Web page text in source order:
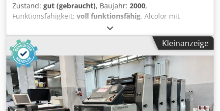
Zustand: gut (gebraucht), Baujahr: 2000,
Funktionsfähigkeit: voll funktionsfähig, Alcolor mit
Baldwin Kühlung alle Wascheinrichtungen Autoplate
CPTronic Farbfernsteuerung: CPC 1-04 verlängerte
Hochstapelauslage mit I.R.-Trockner Dcjdpfoxyfi Ijx Amaek
ca. 94 Mio. Drucke
Kleinanzeige